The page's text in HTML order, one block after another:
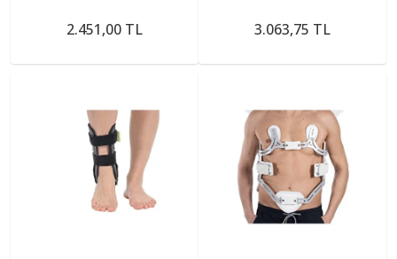
2.451,00 TL
Lumbalizasyonda)
3.063,75 TL